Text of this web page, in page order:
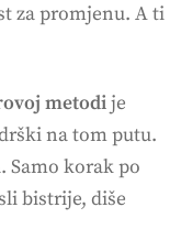
za promjenu. A ti
metodije
na tom putu.
Samo korak po
bistrije, diše